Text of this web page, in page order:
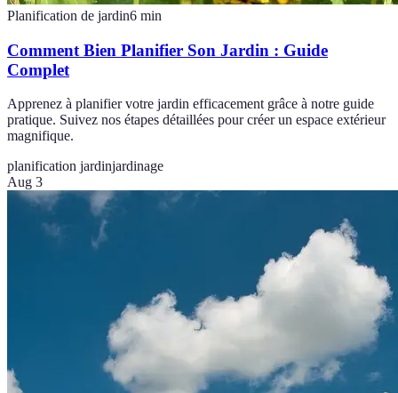
Planification de jardin6 min
Comment Bien Planifier Son Jardin : Guide
Complet
Apprenez à planifier votre jardin efficacement grâce à notre guide
pratique. Suivez nos étapes détaillées pour créer un espace extérieur
magnifique.
planification jardinjardinage
Aug 3